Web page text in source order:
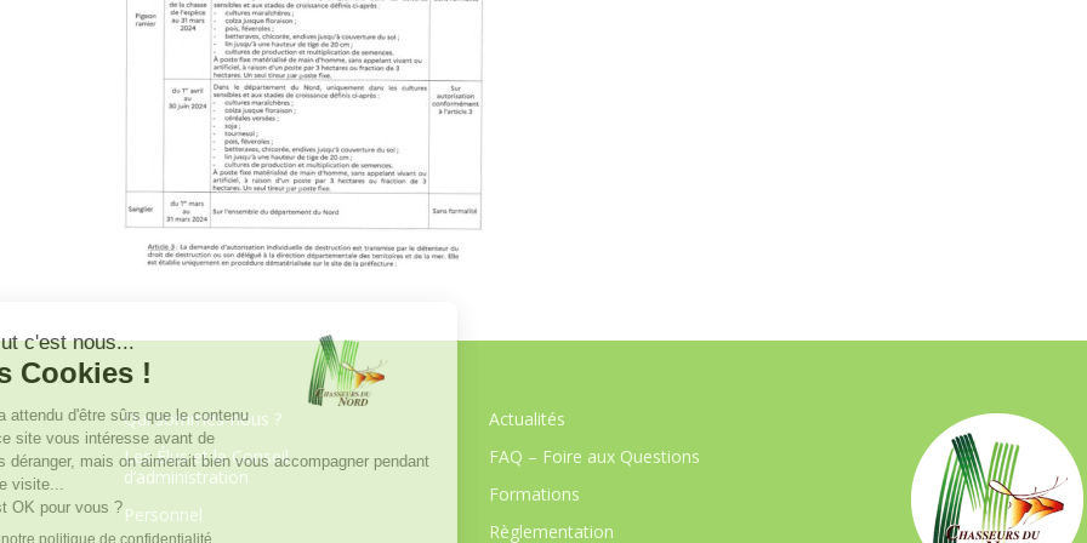
Qui sommes-nous ?
Les Élus et le Conseil
d’administration
Personnel
Actualités
FAQ – Foire aux Questions
Formations
Règlementation